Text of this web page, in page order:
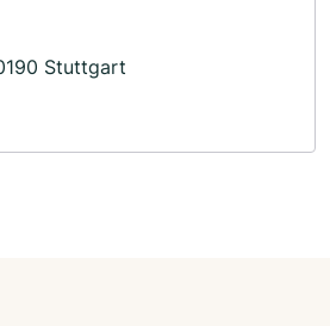
Stuttgart